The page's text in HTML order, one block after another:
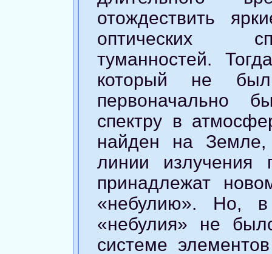
отождествить
оптических
туманностей.
который не
первоначально
спектру в
найден на
линии излучения
принадлежат
«небулию». Но,
«небулия» не
системе